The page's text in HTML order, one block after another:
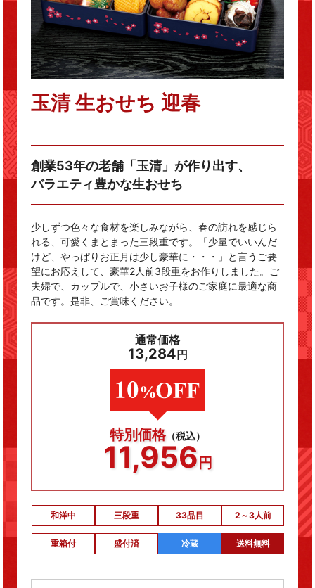
玉清 生おせち 迎春
創業53年の老舗「玉清」が作り出す、
バラエティ豊かな生おせち
少しずつ色々な食材を楽しみながら、春の訪れを感じら
れる、可愛くまとまった三段重です。「少量でいいんだ
けど、やっぱりお正月は少し豪華に・・・」と言うご要
望にお応えして、豪華2人前3段重をお作りしました。ご
夫婦で、カップルで、小さいお子様のご家庭に最適な商
品です。是非、ご賞味ください。
通常価格
13,284 円
特別価格（税込）
11,956 円
和洋中 三段重 33品目 2～3人前
重箱付 盛付済 冷蔵 送料無料